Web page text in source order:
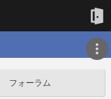
フォーラム